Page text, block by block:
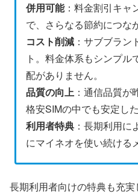
併用可能：料金割引キャ
で、さらなる節約につな
コスト削減 ：サブブラン
ト。料金体系もシンプ
配がありません。
品質の向上 ：通信品質が
格安SIMの中でも安定し
利用者特典 ：長期利用に
にマイネオを使い続ける
長期利用者向けの特典も充実